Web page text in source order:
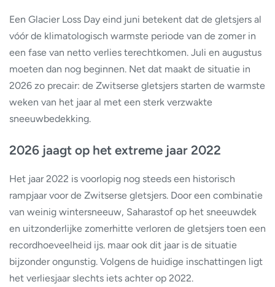
Een Glacier Loss Day eind juni betekent dat de gletsjers al
vóór de klimatologisch warmste periode van de zomer in
een fase van netto verlies terechtkomen. Juli en augustus
moeten dan nog beginnen. Net dat maakt de situatie in
2026 zo precair: de Zwitserse gletsjers starten de warmste
weken van het jaar al met een sterk verzwakte
sneeuwbedekking.
2026 jaagt op het extreme jaar 2022
Het jaar 2022 is voorlopig nog steeds een historisch
rampjaar voor de Zwitserse gletsjers. Door een combinatie
van weinig wintersneeuw, Saharastof op het sneeuwdek
en uitzonderlijke zomerhitte verloren de gletsjers toen een
recordhoeveelheid ijs. maar ook dit jaar is de situatie
bijzonder ongunstig. Volgens de huidige inschattingen ligt
het verliesjaar slechts iets achter op 2022.